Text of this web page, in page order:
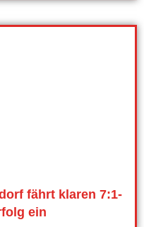
fährt klaren 7:1-
ein